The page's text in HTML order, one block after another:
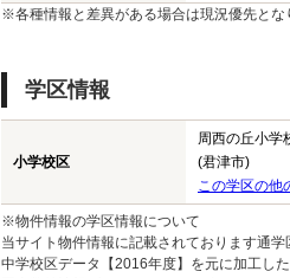
※各種情報と差異がある場合は現況優先とな
学区情報
小学校区
周西の丘小学
(君津市)
この学区の他
※物件情報の学区情報について
当サイト物件情報に記載されております通
中学校区データ【2016年度】を元に加工し